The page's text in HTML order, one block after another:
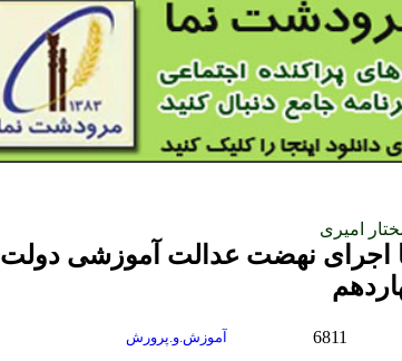
امیری
اجرای نهضت عدالت آموزشی دولت
6811